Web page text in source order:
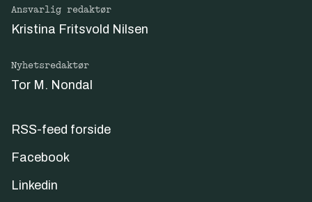
Ansvarlig redaktør
Kristina Fritsvold Nilsen
Nyhetsredaktør
Tor M. Nondal
RSS-feed forside
Facebook
Linkedin